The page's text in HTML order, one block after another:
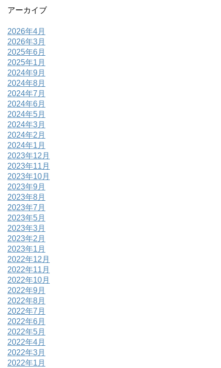
アーカイブ
2026年4月
2026年3月
2025年6月
2025年1月
2024年9月
2024年8月
2024年7月
2024年6月
2024年5月
2024年3月
2024年2月
2024年1月
2023年12月
2023年11月
2023年10月
2023年9月
2023年8月
2023年7月
2023年5月
2023年3月
2023年2月
2023年1月
2022年12月
2022年11月
2022年10月
2022年9月
2022年8月
2022年7月
2022年6月
2022年5月
2022年4月
2022年3月
2022年1月